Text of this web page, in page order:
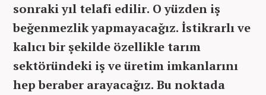
sonraki yıl telafi edilir. O yüzden iş
beğenmezlik yapmayacağız. İstikrarlı ve
kalıcı bir şekilde özellikle tarım
sektöründeki iş ve üretim imkanlarını
hep beraber arayacağız. Bu noktada